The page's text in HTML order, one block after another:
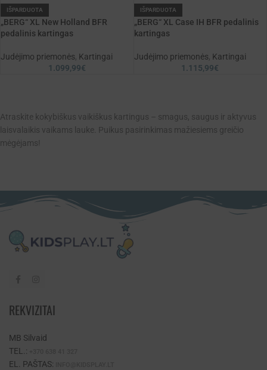
IŠPARDUOTA
„BERG“ XL New Holland BFR
pedalinis kartingas
Judėjimo priemonės, Kartingai
1.099,99€
IŠPARDUOTA
„BERG“ XL Case IH BFR pedalinis
kartingas
Judėjimo priemonės, Kartingai
1.115,99€
Atraskite kokybiškus vaikiškus kartingus – smagus, saugus ir aktyvus
laisvalaikis vaikams lauke. Puikus pasirinkimas mažiesiems greičio
mėgėjams!
REKVIZITAI
MB Silvaid
TEL.:
EL. PAŠTAS: